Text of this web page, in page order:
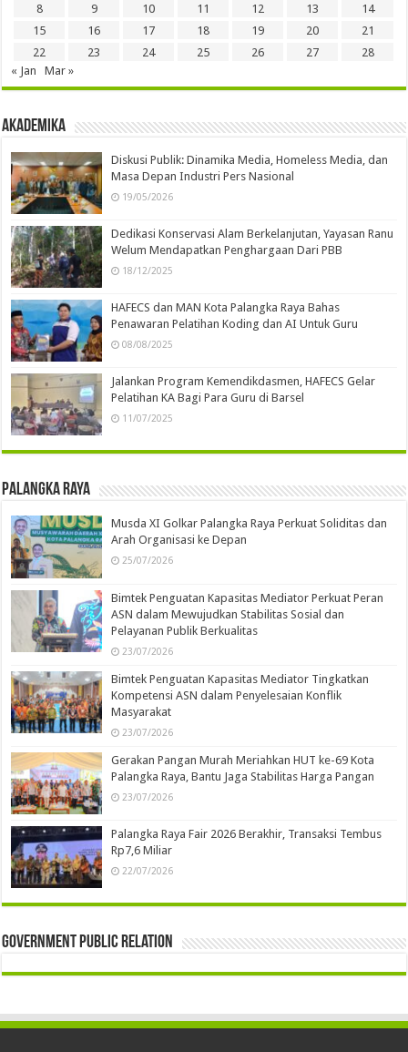
8
9 10 11 12 13
14
15
16 17 18 19 20
21
22
23 24 25 26 27
28
« Jan
Mar »
Akademika
Diskusi Publik: Dinamika Media, Homeless Media, dan
Masa Depan Industri Pers Nasional
19/05/2026
Dedikasi Konservasi Alam Berkelanjutan, Yayasan Ranu
Welum Mendapatkan Penghargaan Dari PBB
18/12/2025
HAFECS dan MAN Kota Palangka Raya Bahas
Penawaran Pelatihan Koding dan AI Untuk Guru
08/08/2025
Jalankan Program Kemendikdasmen, HAFECS Gelar
Pelatihan KA Bagi Para Guru di Barsel
11/07/2025
Palangka Raya
Musda XI Golkar Palangka Raya Perkuat Soliditas dan
Arah Organisasi ke Depan
25/07/2026
Bimtek Penguatan Kapasitas Mediator Perkuat Peran
ASN dalam Mewujudkan Stabilitas Sosial dan
Pelayanan Publik Berkualitas
23/07/2026
Bimtek Penguatan Kapasitas Mediator Tingkatkan
Kompetensi ASN dalam Penyelesaian Konflik
Masyarakat
23/07/2026
Gerakan Pangan Murah Meriahkan HUT ke-69 Kota
Palangka Raya, Bantu Jaga Stabilitas Harga Pangan
23/07/2026
Palangka Raya Fair 2026 Berakhir, Transaksi Tembus
Rp7,6 Miliar
22/07/2026
Government Public Relation